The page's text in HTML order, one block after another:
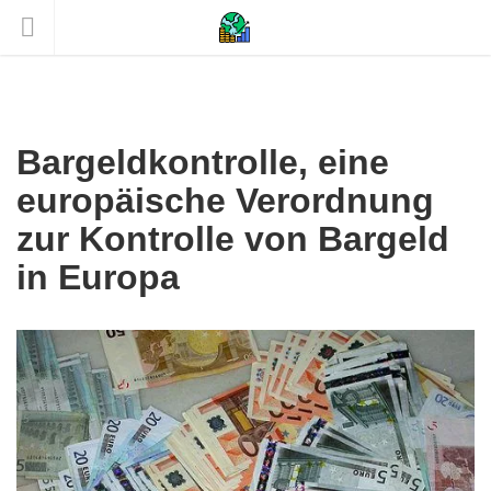
Bargeldkontrolle, eine
europäische Verordnung
zur Kontrolle von Bargeld
in Europa